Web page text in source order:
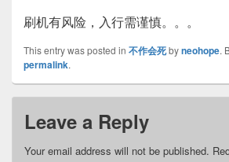
刷机有风险，入行需谨慎。。。
This entry was posted in 不作会死byneohope.
permalink.
Leave a Reply
Your email address will not be published.